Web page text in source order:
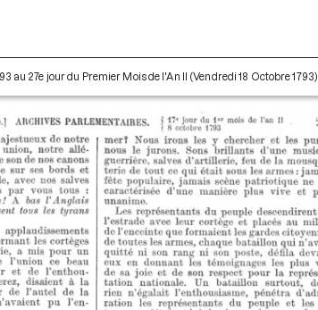
au 27e jour du Premier Mois de l'An II (Vendredi 18 Octobre 1793)